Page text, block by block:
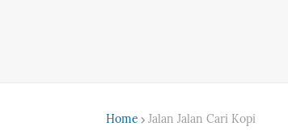
Home Jalan Jalan Cari Kopi